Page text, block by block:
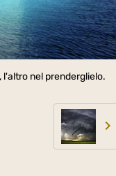
l'altro nel prenderglielo.